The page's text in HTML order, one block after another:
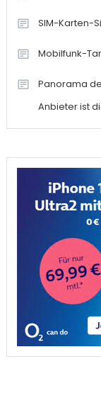
SIM-Karten-
Mobilfunk-
Panorama
Anbieter ist